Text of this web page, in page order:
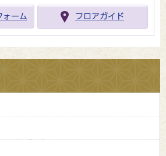
ォーム フロアガイド